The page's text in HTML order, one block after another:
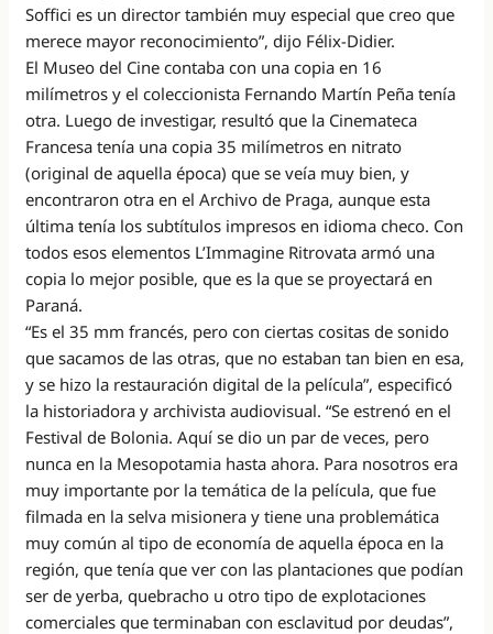
Soffici es un director también muy especial que creo que
merece mayor reconocimiento”, dijo Félix-Didier.
El Museo del Cine contaba con una copia en 16
milímetros y el coleccionista Fernando Martín Peña tenía
otra. Luego de investigar, resultó que la Cinemateca
Francesa tenía una copia 35 milímetros en nitrato
(original de aquella época) que se veía muy bien, y
encontraron otra en el Archivo de Praga, aunque esta
última tenía los subtítulos impresos en idioma checo. Con
todos esos elementos L’Immagine Ritrovata armó una
copia lo mejor posible, que es la que se proyectará en
Paraná.
“Es el 35 mm francés, pero con ciertas cositas de sonido
que sacamos de las otras, que no estaban tan bien en esa,
y se hizo la restauración digital de la película”, especificó
la historiadora y archivista audiovisual. “Se estrenó en el
Festival de Bolonia. Aquí se dio un par de veces, pero
nunca en la Mesopotamia hasta ahora. Para nosotros era
muy importante por la temática de la película, que fue
filmada en la selva misionera y tiene una problemática
muy común al tipo de economía de aquella época en la
región, que tenía que ver con las plantaciones que podían
ser de yerba, quebracho u otro tipo de explotaciones
comerciales que terminaban con esclavitud por deudas”,